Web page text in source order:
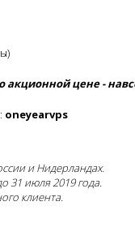
цене -
oneyearvps
и Нидерландах.
31 июля 2019 года.
клиента.